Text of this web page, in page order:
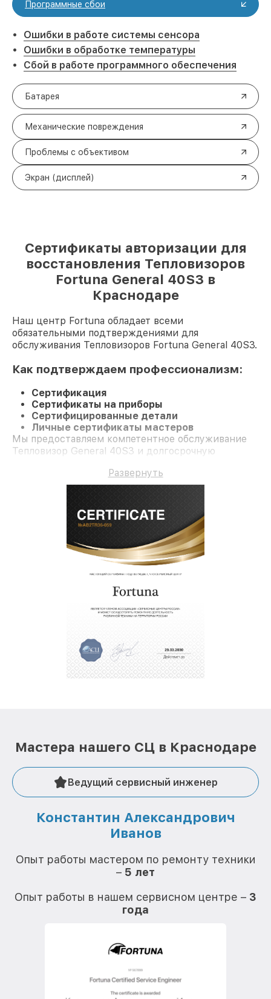
Программные сбои
Ошибки в работе системы сенсора
Ошибки в обработке температуры
Сбой в работе программного обеспечения
Батарея
Механические повреждения
Проблемы с объективом
Экран (дисплей)
Сертификаты авторизации для
восстановления Тепловизоров
Fortuna General 40S3 в
Краснодаре
Наш центр Fortuna обладает всеми
обязательными подтверждениями для
обслуживания Тепловизоров Fortuna General 40S3.
Как подтверждаем профессионализм:
Сертификация
Сертификаты на приборы
Сертифицированные детали
Личные сертификаты мастеров
Мы предоставляем компетентное обслуживание
Тепловизор General 40S3 и долгосрочную
Развернуть
Мастера нашего СЦ в Краснодаре
Ведущий сервисный инженер
Константин Александрович
Иванов
Опыт работы мастером по ремонту техники
– 5 лет
Опыт работы в нашем сервисном центре – 3
года